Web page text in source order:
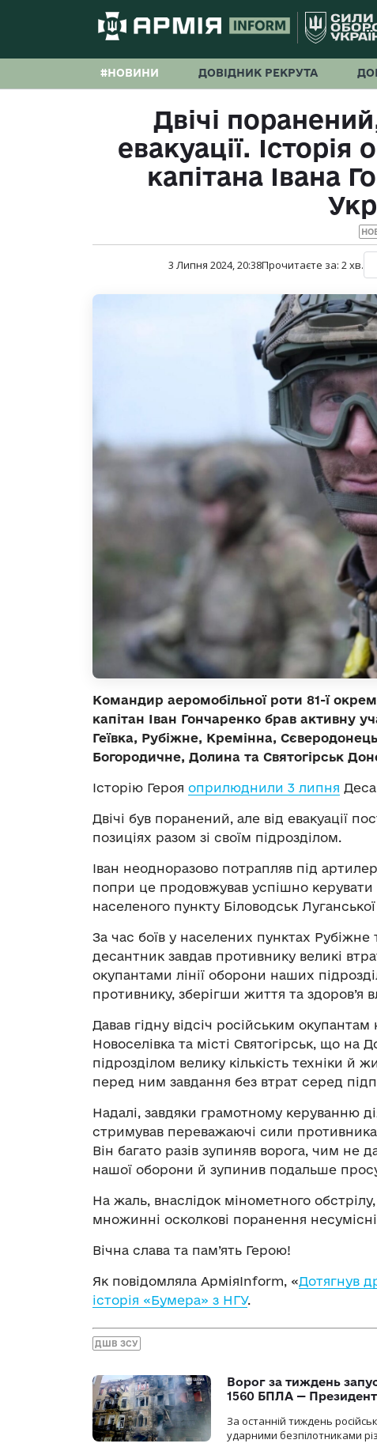
#НОВИНИ ДОВІДНИК РЕКРУТА
Двічі
евакуації.
капітана Івана
3 Липня 2024, 20:38Прочитаєте за: 2хв.
Командир аеромобільної роти 81-ї
капітан Іван Гончаренко брав активну
Геївка, Рубіжне, Кремінна,
Богородичне, Долина та Святогірськ
Історію Героя оприлюднили 3 липня
Двічі був поранений, але від евакуації
позиціях разом зі своїм підрозділом.
Іван неодноразово потрапляв під
попри це продовжував успішно керувати
населеного пункту Біловодськ Луганської
За час боїв у населених пунктах Рубіжне
десантник завдав противнику великі
окупантами лінії оборони наших
противнику, зберігши життя та здоров’я
Давав гідну відсіч російським
Новоселівка та місті Святогірськ, що на
підрозділом велику кількість техніки й
перед ним завдання без втрат серед
Надалі, завдяки грамотному керуванню
стримував переважаючі сили противника
Він багато разів зупиняв ворога, чим не
нашої оборони й зупинив подальше
На жаль, внаслідок мінометного
множинні осколкові поранення
Вічна слава та пам’ять Герою!
Як повідомляла АрміяInform, «Дотягнув
історія «Бумера» з НГУ.
ДШВ ЗСУ
Ворог за тиждень
1560 БПЛА — Президент
За останній тиждень
ударними безпілотниками